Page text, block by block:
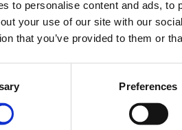
to personalise content and ads,
your use of our site with our
that you’ve provided to them or
Preferences
Θερινό Σχολείο του Εθνικού